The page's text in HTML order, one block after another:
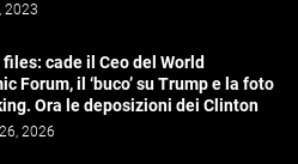
2023
cade il Ceo del World
Forum, il ‘buco’ su Trump e la foto
Ora le deposizioni dei Clinton
2026